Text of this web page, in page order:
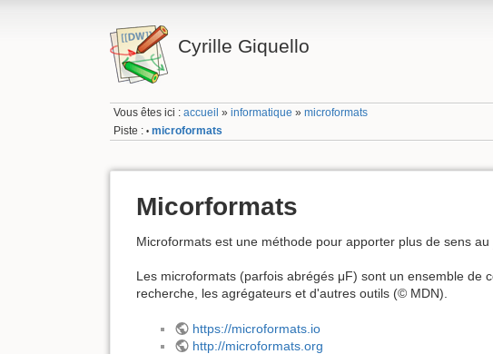
Cyrille Giquello
Vous êtes ici :accueil »informatique »microformats
Piste : • microformats
Micorformats
Microformats est une méthode pour apporter plus de sens au
Les microformats (parfois abrégés μF) sont un ensemble de
recherche, les agrégateurs et d'autres outils (© MDN).
https://microformats.io
http://microformats.org